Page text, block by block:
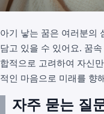
아기 낳는 꿈은 여러분의
담고 있을 수 있어요. 꿈
합적으로 고려하여 자신
적인 마음으로 미래를 향
자주 묻는 질